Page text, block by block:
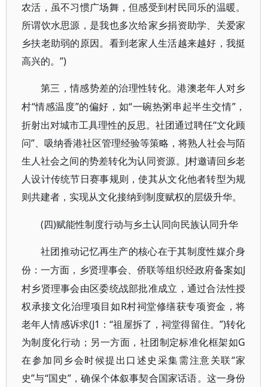
农活，虽不习惯广场舞，但感受到村民同乐的温暖。
所谓饮水思源，是我也多次给家乡捐资助学、关爱家
乡扶老助弱的原因。看到老家人生活越来越好，我挺
高兴的。”)
第三，情感势差的治理性转化。港澳老年人对乡
村“情感温度”的偏好，如“一碗热粥串起半生交情”，
折射出对城市工具理性的反思。社团通过聘任“文化顾
问”、吸纳香港社区管理经验等策略，将熟人社会与陌
生人社会之间的势差转化为认同资源。J村邀请回乡老
人设计传统节日赛事规则，使其从文化他者转型为规
则共建者，实现从文化接纳到制度赋权的层级升华。
(四)赋能性制度行动与乡土认同向民族认同升华
社团推动记忆再生产的核心在于其制度性媒介身
份：一方面，乡贤理事会、侨联等组织经政府备案如J
村乡贤理事会由区委统战部批准成立，通过合法性授
权承接文化治理项目如R村祠堂修缮获专项资金，将
老年人情感诉求(J1：“祖屋拆了，祠堂得留住。”)转化
为制度化行动；另一方面，社团制定标准化框架如G
在参加同乡会时候提出口述史采集需注意关联“家
史”与“国史”，确保个体叙事契合国家话语。这一身份